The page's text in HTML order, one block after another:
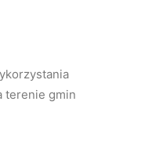
terenie gmin